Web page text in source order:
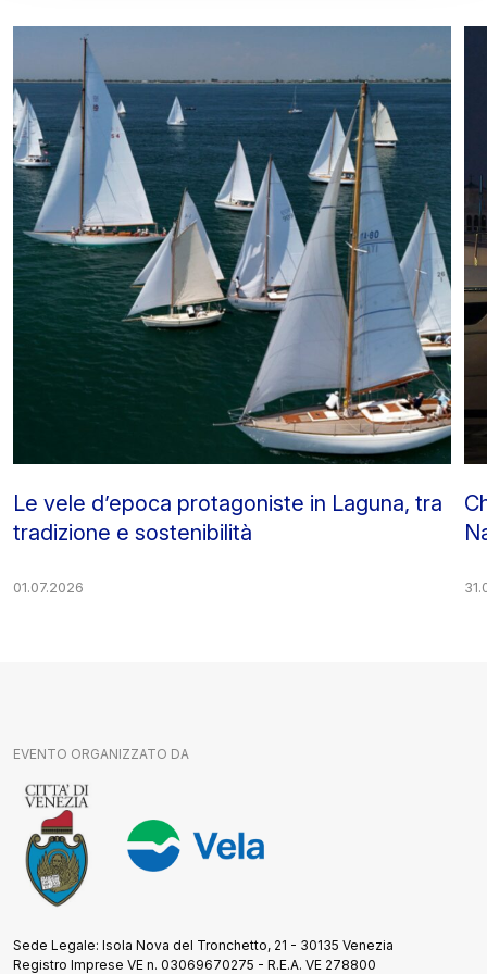
Le vele d’epoca protagoniste in Laguna, tra
tradizione e sostenibilità
01.07.2026
EVENTO ORGANIZZATO DA
Sede Legale: Isola Nova del Tronchetto, 21 - 30135 Venezia
Registro Imprese VE n. 03069670275 - R.E.A. VE 278800